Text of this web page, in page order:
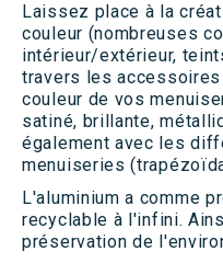
Laissez place à la
couleur (nombreuses
intérieur/extérieur,
travers les
couleur de vos
satiné, brillante,
également avec les
menuiseries
L'aluminium a comme
recyclable à l'infini.
préservation de